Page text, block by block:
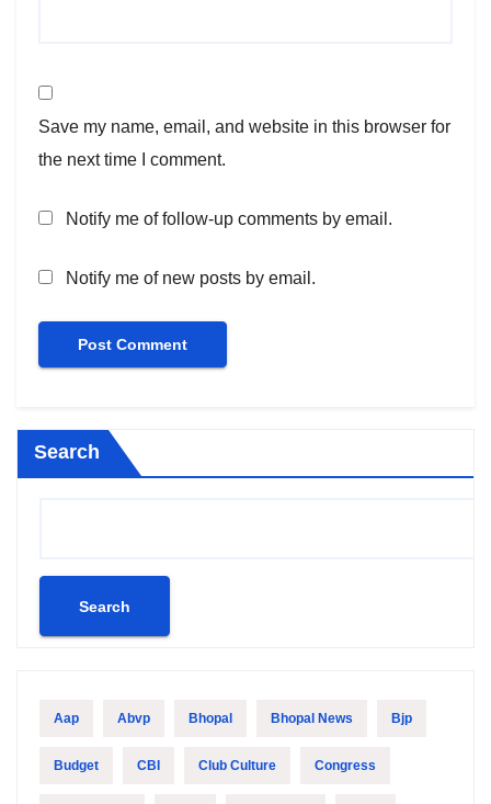
Save my name, email, and website in this browser for
the next time I comment.
Notify me of follow-up comments by email.
Notify me of new posts by email.
Search
Search
Aap Abvp Bhopal Bhopal News Bjp
Budget CBI Club Culture Congress